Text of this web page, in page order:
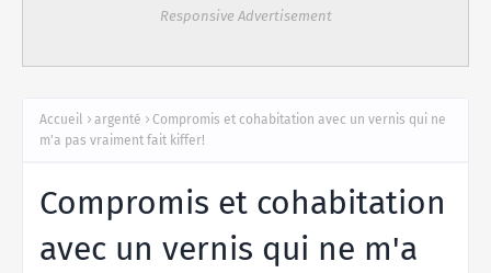
Responsive Advertisement
Accueil argenté
Compromis et cohabitation avec un vernis qui ne
m'a pas vraiment fait kiffer!
Compromis et cohabitation
avec un vernis qui ne m'a